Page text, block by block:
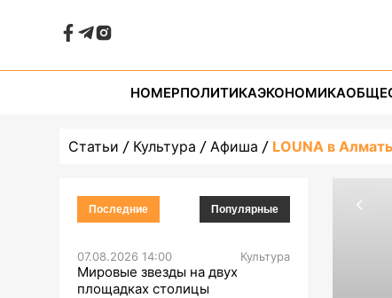
НОМЕРПОЛИТИКАЭКОНОМИКА
Статьи Культура Афиша LOUNA в
Последние Популярные
07.08.2026 14:00 Культура
Мировые звезды на двух
площадках столицы